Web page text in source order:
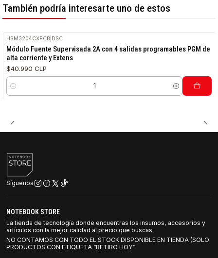
También podría interesarte uno de estos
HSM3204CXPCB DSC
Módulo Fuente Supervisada 2A con 4 salidas programables PGM de
alta corriente y Extens
$40.990 CLP
Cantidad
Síguenos
NOTEBOOK STORE
La tienda de tecnología donde encuentras los insumos, accesorios y
artículos con la mejor calidad al precio que buscas.
NO CONTAMOS CON TODO EL STOCK DISPONIBLE EN TIENDA (SOLO
PRODUCTOS CON ETIQUETA “RETIRO HOY”